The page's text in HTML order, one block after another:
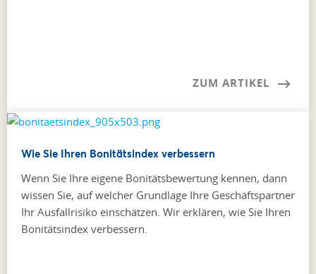
ZUM ARTIKEL
Wie Sie Ihren Bonitätsindex verbessern
Wenn Sie Ihre eigene Bonitätsbewertung kennen, dann
wissen Sie, auf welcher Grundlage Ihre Geschäftspartner
Ihr Ausfallrisiko einschätzen. Wir erklären, wie Sie Ihren
Bonitätsindex verbessern.